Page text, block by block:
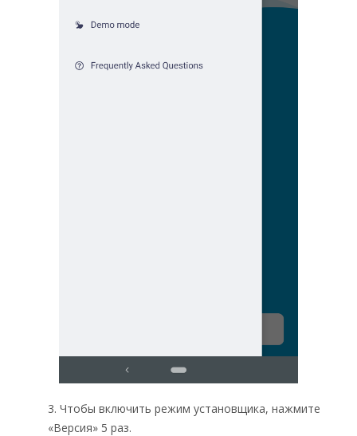
3. Чтобы включить режим установщика, нажмите
«Версия» 5 раз.